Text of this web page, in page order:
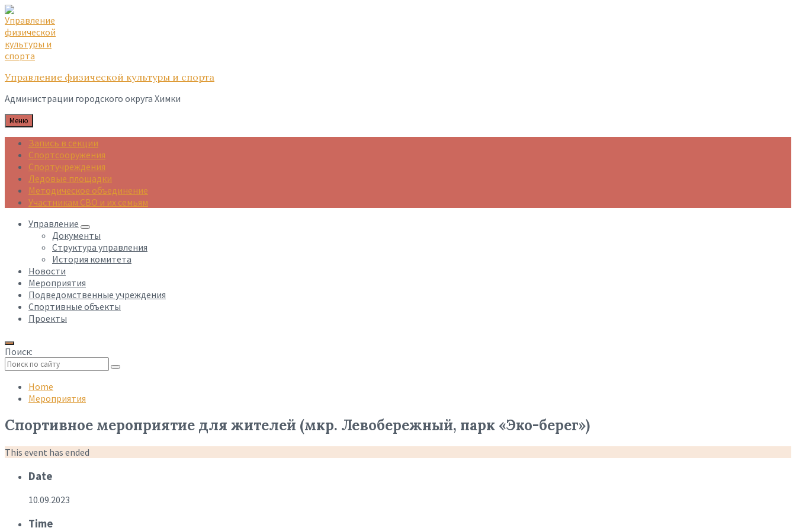
Skip
to
content
Skip
to
main
navigation
Skip
to
footer
Управление физической культуры и спорта
Администрации городского округа Химки
Меню
Запись в секции
Спортсооружения
Спортучреждения
Ледовые площадки
Методическое объединение
Участникам СВО и их семьям
Управление
Документы
Структура управления
История комитета
Новости
Мероприятия
Подведомственные учреждения
Спортивные объекты
Проекты
Поиск:
search
Home
Мероприятия
Спортивное мероприятие для жителей (мкр. Левобережный, парк «Эко-берег»)
This event has ended
Date
10.09.2023
Time